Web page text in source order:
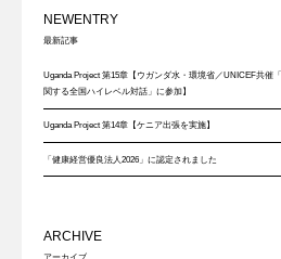
NEWENTRY
最新記事
Uganda Project 第15章【ウガンダ水・環境省／UNICEF共催
関する全国ハイレベル対話」に参加】
Uganda Project 第14章【ケニア出張を実施】
「健康経営優良法人2026」に認定されました
ARCHIVE